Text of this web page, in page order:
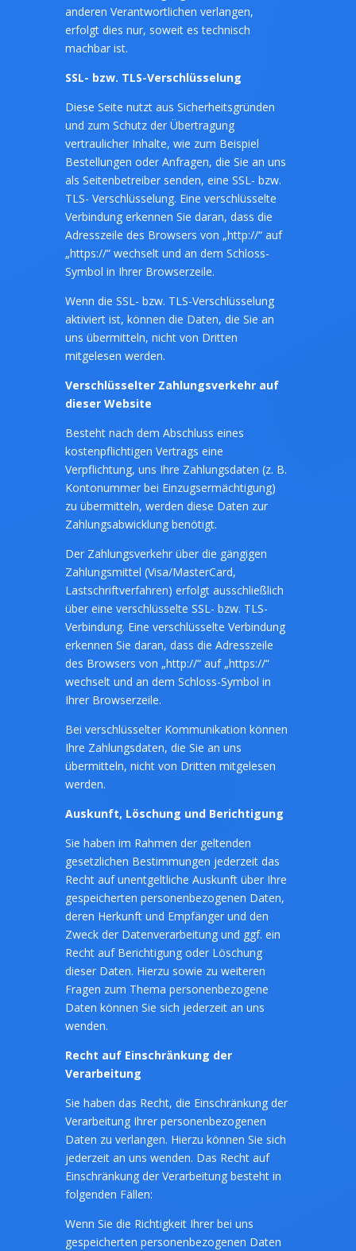
anderen Verantwortlichen verlangen,
erfolgt dies nur, soweit es technisch
machbar ist.
SSL- bzw. TLS-Verschlüsselung
Diese Seite nutzt aus Sicherheitsgründen
und zum Schutz der Übertragung
vertraulicher Inhalte, wie zum Beispiel
Bestellungen oder Anfragen, die Sie an uns
als Seitenbetreiber senden, eine SSL- bzw.
TLS- Verschlüsselung. Eine verschlüsselte
Verbindung erkennen Sie daran, dass die
Adresszeile des Browsers von „http://“ auf
„https://“ wechselt und an dem Schloss-
Symbol in Ihrer Browserzeile.
Wenn die SSL- bzw. TLS-Verschlüsselung
aktiviert ist, können die Daten, die Sie an
uns übermitteln, nicht von Dritten
mitgelesen werden.
Verschlüsselter Zahlungsverkehr auf
dieser Website
Besteht nach dem Abschluss eines
kostenpflichtigen Vertrags eine
Verpflichtung, uns Ihre Zahlungsdaten (z. B.
Kontonummer bei Einzugsermächtigung)
zu übermitteln, werden diese Daten zur
Zahlungsabwicklung benötigt.
Der Zahlungsverkehr über die gängigen
Zahlungsmittel (Visa/MasterCard,
Lastschriftverfahren) erfolgt ausschließlich
über eine verschlüsselte SSL- bzw. TLS-
Verbindung. Eine verschlüsselte Verbindung
erkennen Sie daran, dass die Adresszeile
des Browsers von „http://“ auf „https://“
wechselt und an dem Schloss-Symbol in
Ihrer Browserzeile.
Bei verschlüsselter Kommunikation können
Ihre Zahlungsdaten, die Sie an uns
übermitteln, nicht von Dritten mitgelesen
werden.
Auskunft, Löschung und Berichtigung
Sie haben im Rahmen der geltenden
gesetzlichen Bestimmungen jederzeit das
Recht auf unentgeltliche Auskunft über Ihre
gespeicherten personenbezogenen Daten,
deren Herkunft und Empfänger und den
Zweck der Datenverarbeitung und ggf. ein
Recht auf Berichtigung oder Löschung
dieser Daten. Hierzu sowie zu weiteren
Fragen zum Thema personenbezogene
Daten können Sie sich jederzeit an uns
wenden.
Recht auf Einschränkung der
Verarbeitung
Sie haben das Recht, die Einschränkung der
Verarbeitung Ihrer personenbezogenen
Daten zu verlangen. Hierzu können Sie sich
jederzeit an uns wenden. Das Recht auf
Einschränkung der Verarbeitung besteht in
folgenden Fällen:
Wenn Sie die Richtigkeit Ihrer bei uns
gespeicherten personenbezogenen Daten